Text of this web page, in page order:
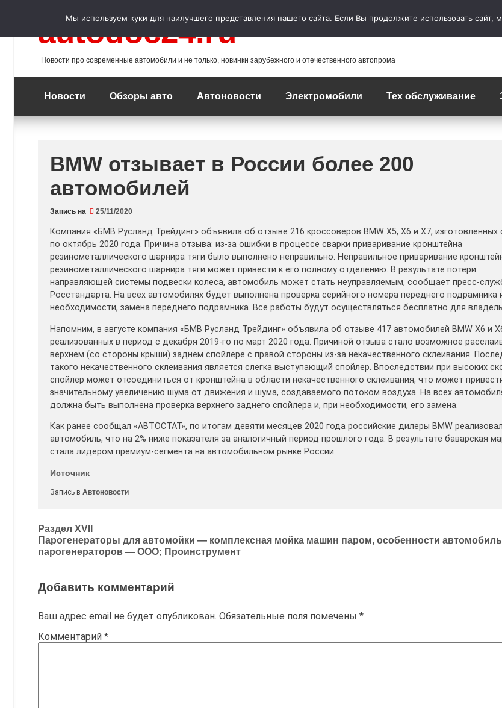
autodoc24.ru
Новости про современные автомобили и не только, новинки зарубежного и отечественного автопрома
Новости Обзоры авто Автоновости Электромобили Тех обслуживание
BMW отзывает в России более 200
автомобилей
Запись на 25/11/2020
Компания «БМВ Русланд Трейдинг» объявила об отзыве 216 кроссоверов BMW X5, X6 и X7, изготовленных
по октябрь 2020 года. Причина отзыва: из-за ошибки в процессе сварки приваривание кронштейна
резинометаллического шарнира тяги было выполнено неправильно. Неправильное приваривание
резинометаллического шарнира тяги может привести к его полному отделению. В результате потери
направляющей системы подвески колеса, автомобиль может стать неуправляемым, сообщает пресс-
Росстандарта. На всех автомобилях будет выполнена проверка серийного номера переднего подрамника
необходимости, замена переднего подрамника. Все работы будут осуществляться бесплатно для
Напомним, в августе компания «БМВ Русланд Трейдинг» объявила об отзыве 417 автомобилей BMW X6 и
реализованных в период с декабря 2019-го по март 2020 года. Причиной отзыва стало возможное
верхнем (со стороны крыши) заднем спойлере с правой стороны из-за некачественного склеивания.
такого некачественного склеивания является слегка выступающий спойлер. Впоследствии при высоких
спойлер может отсоединиться от кронштейна в области некачественного склеивания, что может
значительному увеличению шума от движения и шума, создаваемого потоком воздуха. На всех
должна быть выполнена проверка верхнего заднего спойлера и, при необходимости, его замена.
Как ранее сообщал «АВТОСТАТ», по итогам девяти месяцев 2020 года российские дилеры BMW
автомобиль, что на 2% ниже показателя за аналогичный период прошлого года. В результате баварская
стала лидером премиум-сегмента на автомобильном рынке России.
Источник
Запись в Автоновости
Навигация
по
Раздел XVII
Парогенераторы для автомойки — комплексная мойка машин паром, особенности
парогенераторов — ООО; Проинструмент
Добавить комментарий
Ваш адрес email не будет опубликован. Обязательные поля помечены *
Комментарий *
Мы используем куки для наилучшего представления нашего сайта. Если Вы продолжите использовать сайт,